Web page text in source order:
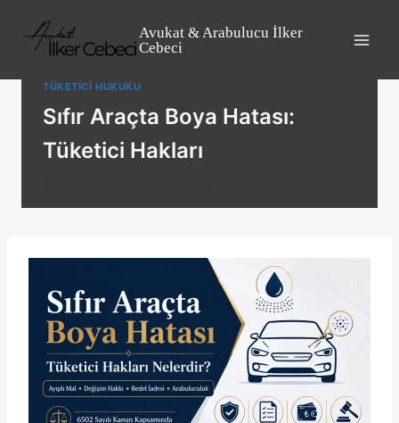
content
Avukat & Arabulucu İlker
Cebeci
TÜKETICI HUKUKU
Sıfır Araçta Boya Hatası:
Tüketici Hakları